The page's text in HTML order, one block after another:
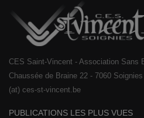
CES Saint-Vincent - Association Sans
Chaussée de Braine 22 - 7060
(at) ces-st-vincent.be
PUBLICATIONS LES PLUS VUES